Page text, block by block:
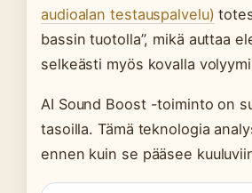
audioalan testauspalvelu)
bassin tuotolla”, mikä auttaa
selkeästi myös kovalla
AI Sound Boost -toiminto on
tasoilla. Tämä teknologia
ennen kuin se pääsee